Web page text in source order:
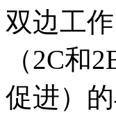
双边工
（2C和
促进）